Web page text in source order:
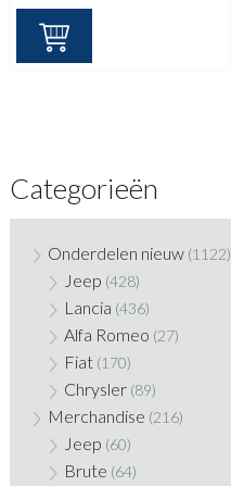
Categorieën
Onderdelen nieuw (1122)
Jeep (428)
Lancia (436)
Alfa Romeo (27)
Fiat (170)
Chrysler (89)
Merchandise (216)
Jeep (60)
Brute (64)